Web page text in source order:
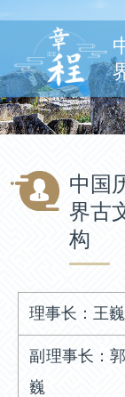
中国
界古
构
理事长：王巍
副理事长：
巍